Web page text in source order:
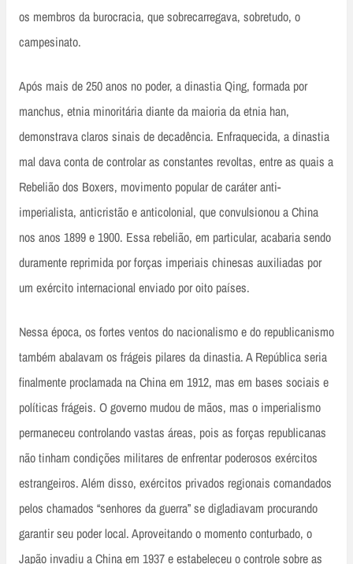
os membros da burocracia, que sobrecarregava, sobretudo, o
campesinato.
Após mais de 250 anos no poder, a dinastia Qing, formada por
manchus, etnia minoritária diante da maioria da etnia han,
demonstrava claros sinais de decadência. Enfraquecida, a dinastia
mal dava conta de controlar as constantes revoltas, entre as quais a
Rebelião dos Boxers, movimento popular de caráter anti-
imperialista, anticristão e anticolonial, que convulsionou a China
nos anos 1899 e 1900. Essa rebelião, em particular, acabaria sendo
duramente reprimida por forças imperiais chinesas auxiliadas por
um exército internacional enviado por oito países.
Nessa época, os fortes ventos do nacionalismo e do republicanismo
também abalavam os frágeis pilares da dinastia. A República seria
finalmente proclamada na China em 1912, mas em bases sociais e
políticas frágeis. O governo mudou de mãos, mas o imperialismo
permaneceu controlando vastas áreas, pois as forças republicanas
não tinham condições militares de enfrentar poderosos exércitos
estrangeiros. Além disso, exércitos privados regionais comandados
pelos chamados “senhores da guerra” se digladiavam procurando
garantir seu poder local. Aproveitando o momento conturbado, o
Japão invadiu a China em 1937 e estabeleceu o controle sobre as